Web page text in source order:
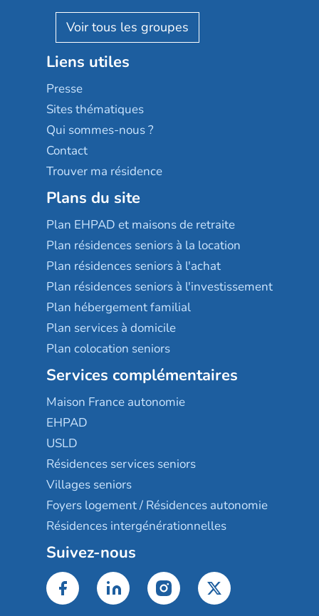
Reseda
Stella management
Les villages d'or
Sérénys
Résidences services Villa Médicis
Résidalya
Groupe aplus
AGE D'OR Services
Liens utiles
Presse
Sites thématiques
Qui sommes-nous ?
Contact
Trouver ma résidence
Plans du site
Plan EHPAD et maisons de retraite
Plan résidences seniors à la location
Plan résidences seniors à l'achat
Plan résidences seniors à l'investissement
Plan hébergement familial
Plan services à domicile
Plan colocation seniors
Services complémentaires
Maison France autonomie
EHPAD
USLD
Résidences services seniors
Villages seniors
Foyers logement / Résidences autonomie
Résidences intergénérationnelles
Suivez-nous